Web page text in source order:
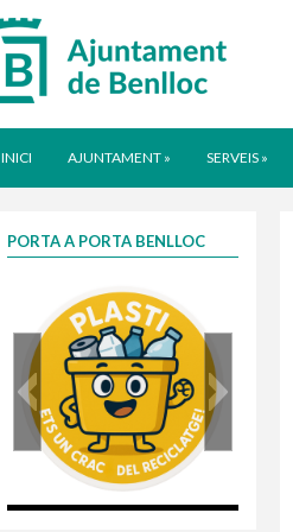
INICI AJUNTAMENT » SERVEIS »
PORTA A PORTA BENLLOC